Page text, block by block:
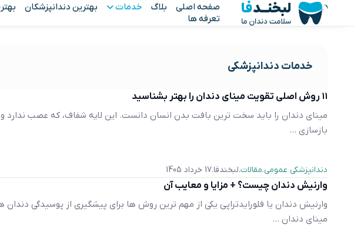
صفحه اصلی بلاگ خدمات بهترین دندانپزشکان
تعرفه ها
خدمات دندانپزشکی
۱۱ روش اصلی تقویت مینای دندان را بهتر بشناسید
مینای دندان را باید سخت ترین بافت بدن انسان دانست. این لایه شفاف، که عصب
بازسازی ...
دندانپزشکی عمومی مقالات لبخندفا 17 خرداد 1405
وارنیش دندان چیست؟ + مزایا و معایب آن
وارنیش دندان یا فلورایدتراپی یکی از مهم‌ ترین روش ‌ها برای پیشگیری از پوسیدگی دندان
مینای دندان ...